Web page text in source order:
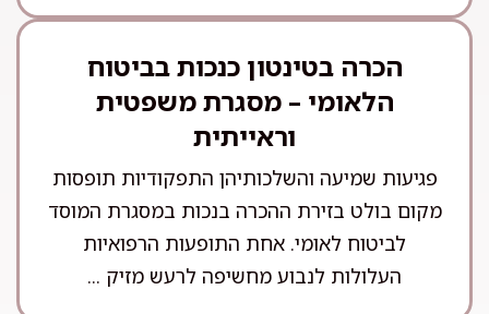
הכרה בטינטון כנכות בביטוח
הלאומי – מסגרת משפטית
וראייתית
פגיעות שמיעה והשלכותיהן התפקודיות תופסות
מקום בולט בזירת ההכרה בנכות במסגרת המוסד
לביטוח לאומי. אחת התופעות הרפואיות
העלולות לנבוע מחשיפה לרעש מזיק ...